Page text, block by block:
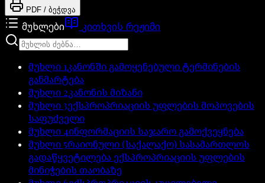
PDF / ბეჭდვა
მუხლები კითხვის რეჟიმი
მუხლი 1კანონში გამოყენებული ტერმინების
განმარტება
მუხლი 2კანონის მიზანი
მუხლი3ექსპროპრიაციის უფლების მოპოვების
საფუძველი
მუხლი 4ინფორმაციის საჯარო გამოქვეყნება
მუხლი 5რაიონული (საქალაქო) სასამართლოს
გადაწყვეტილება ექსპროპრიაციის უფლების
მინიჭების თაობაზე